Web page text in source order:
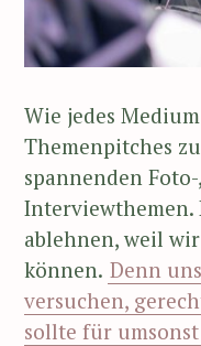
Wie jedes
Themenpitches
spannenden
Interviewthemen.
ablehnen, weil
können. Denn
versuchen,
sollte für